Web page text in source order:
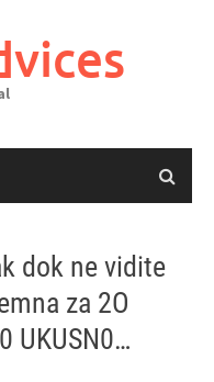
dok ne vidite
za 2O
UKUSN0…